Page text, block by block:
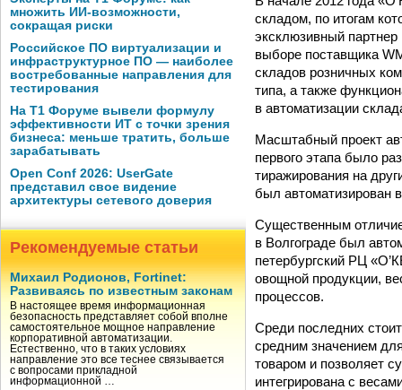
множить ИИ-возможности,
сокращая риски
Российское ПО виртуализации и
инфраструктурное ПО — наиболее
востребованные направления для
тестирования
На Т1 Форуме вывели формулу
эффективности ИТ с точки зрения
бизнеса: меньше тратить, больше
зарабатывать
Open Conf 2026: UserGate
представил свое видение
архитектуры сетевого доверия
Рекомендуемые статьи
Михаил Родионов, Fortinet:
Развиваясь по известным законам
В настоящее время информационная
безопасность представляет собой вполне
самостоятельное мощное направление
корпоративной автоматизации.
Естественно, что в таких условиях
направление это все теснее связывается
с вопросами прикладной
информационной …
складом, по итогам
эксклюзивный
выборе поставщика
складов розничных
типа, а также
в автоматизации
Масштабный проект
первого этапа было
тиражирования на
был автоматизирован
Существенным
в Волгограде был
петербургский РЦ
овощной продукции,
процессов.
Среди последних
средним значением
товаром и позволяет
интегрирована с